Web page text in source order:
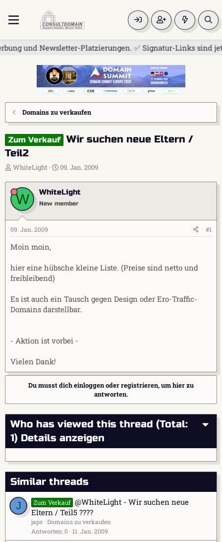
Newsletter-Platzierungen. ✅ Signatur-Links sind
Domains zu verkaufen
Zum Verkauf
Wir suchen neue Eltern /
Teil2
E
s
t
e
l
e
r
WhiteLight
E
s
t
e
l
a
09. Jan. 2009
W WhiteLight
New member
09. Jan. 2009 #1
Moin moin,
hier eine hübsche kleine Liste. (Preise sind netto und
freibleibend)
Es ist auch ein Tausch gegen Design oder Ero-Traffic-
Domains darstellbar.
- Aktion ist vorbei -
Vielen Dank!
Du musst dich einloggen oder registrieren, um hier zu
antworten.
Who has viewed this thread (Total:
1) Details anzeigen
Similar threads
J
Zum Verkauf @WhiteLight - Wir suchen neue
Eltern / Teil5 ????
japs Domains zu verkaufen
Antworten 0 11. Jan. 2009